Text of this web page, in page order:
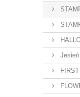
Jesień